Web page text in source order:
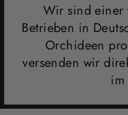
Wir sind einer
Betrieben in
Orchideen
versenden wir
im